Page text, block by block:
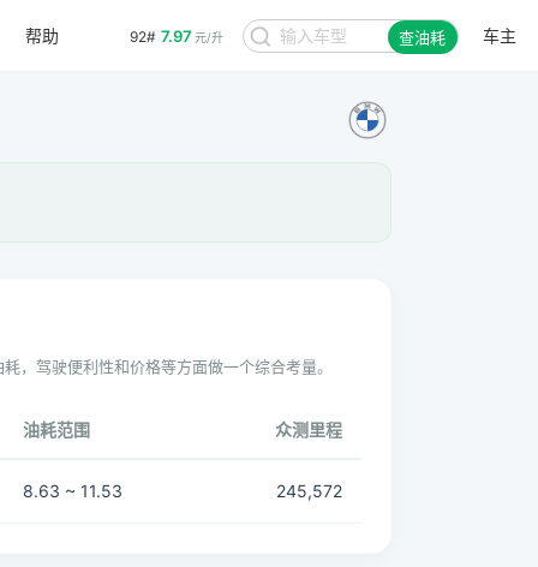
92# 7.97 元/升 查油耗 车主
帮助
，驾驶便利性和价格等方面做一个综合考量。
油耗范围 众测里程
8.63 ~ 11.53 245,572